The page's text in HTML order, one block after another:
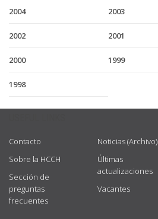
2004 2003
2002 2001
2000 1999
1998
Contacto
Sobre la HCCH
Sección de
preguntas
frecuentes
Noticias (Archivo)
Últimas
actualizaciones
Vacantes